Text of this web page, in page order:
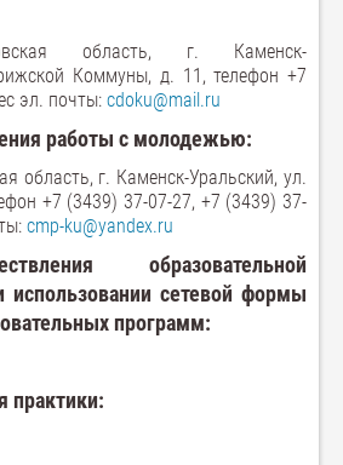
область, г. Каменск-
Коммуны, д. 11 , телефон +7
эл. почты: cdoku@mail.ru
работы с молодежью:
область, г. Каменск-Уральский, ул.
+7 (3439) 37-07-27, +7 (3439) 37-
cmp-ku@yandex.ru
образовательной
использовании сетевой формы
программ:
практики: